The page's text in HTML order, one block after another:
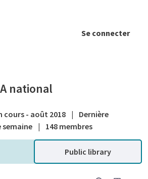
Se connecter
national
national
cours - août 2018 |
Dernière
| 148 membres
Public library